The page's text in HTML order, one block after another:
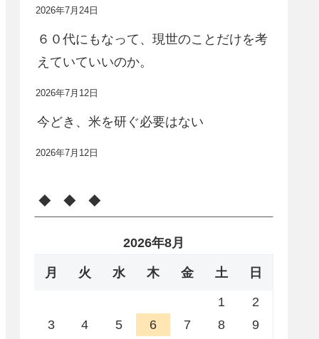
2026年7月24日
６０代にもなって、現世のことだけを考
えていていいのか。
2026年7月12日
今どき、米を研ぐ必要はない
2026年7月12日
◆ ◆ ◆
2026年8月
月 火 水 木 金 土 日
1
2
3
4 5 6 7 8
9